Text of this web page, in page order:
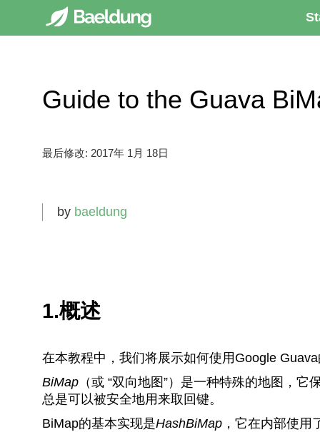
Guide to the Guava
最后修改: 2017年 1月 18日
by baeldung
1.概述
在本教程中，我们将展示如何使用Google
BiMap（或 “双向地图”）是一种特殊的地图，
总是可以被安全地用来取回键。
BiMap的基本实现是HashBiMap，它在内部使用